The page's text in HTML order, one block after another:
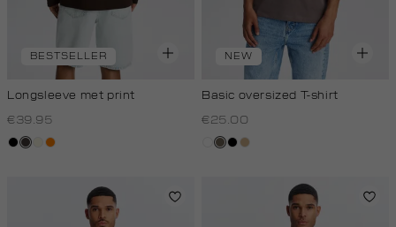
BESTSELLER
Longsleeve met print
€39.95
zwartchoco
wit,oranje
NEW
Basic oversized T-shirt
€25.00
witlichtbruin
zwart
tan